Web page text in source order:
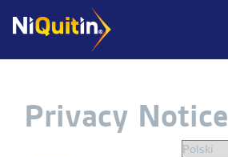
Privacy Notice